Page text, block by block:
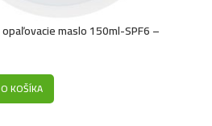
maslo 150ml-SPF6 –
KOŠÍKA